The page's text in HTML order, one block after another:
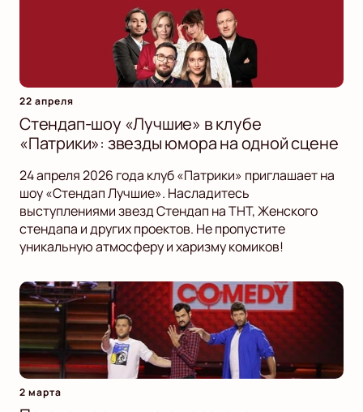
22 апреля
Стендап-шоу «Лучшие» в клубе
«Патрики»: звезды юмора на одной сцене
24 апреля 2026 года клуб «Патрики» приглашает на
шоу «Стендап Лучшие». Насладитесь
выступлениями звезд Стендап на ТНТ, Женского
стендапа и других проектов. Не пропустите
уникальную атмосферу и харизму комиков!
2 марта